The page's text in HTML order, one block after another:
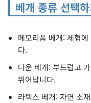
베개 종류 선택
메모리폼 베개: 체형
다.
다운 베개: 부드럽고
뛰어납니다.
라텍스 베개: 자연 소